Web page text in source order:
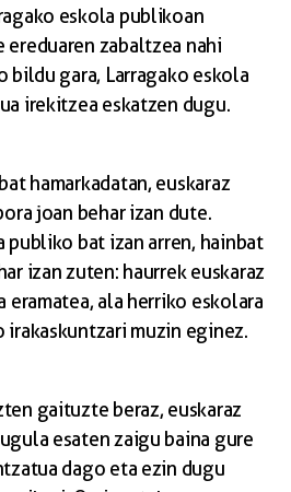
eskola publikoan
zabaltzea nahi
bildu gara, Larragako eskola
irekitzea eskatzen dugu.
hamarkadatan, euskaraz
joan behar izan dute.
publiko bat izan arren, hainbat
izan zuten: haurrek euskaraz
eramatea, ala herriko eskolara
irakaskuntzari muzin eginez.
gaituzte beraz, euskaraz
esaten zaigu baina gure
dago eta ezin dugu